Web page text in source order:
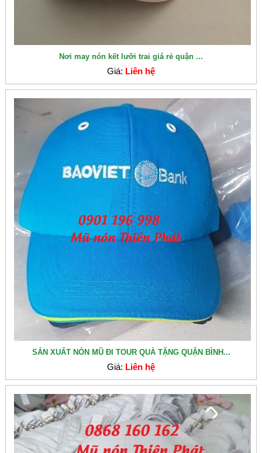
Nơi may nón kết lưỡi trai giá rẻ quận ...
Giá: Liên hệ
SẢN XUẤT NÓN MŨ ĐI TOUR QUÀ TẶNG QUẬN BÌNH...
Giá: Liên hệ